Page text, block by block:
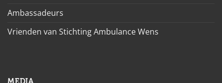
Ambassadeurs
Vrienden van Stichting Ambulance Wens